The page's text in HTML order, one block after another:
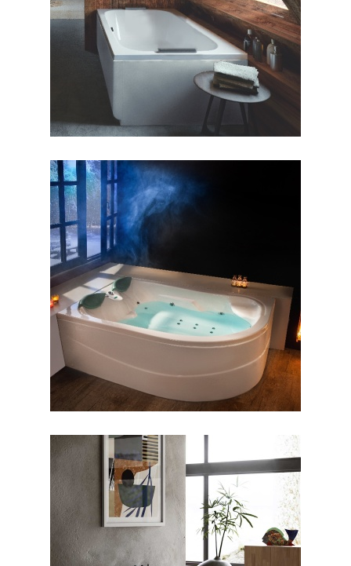
جکوزی آمور
جکوزی آفرودیت
جکوزی رونیا